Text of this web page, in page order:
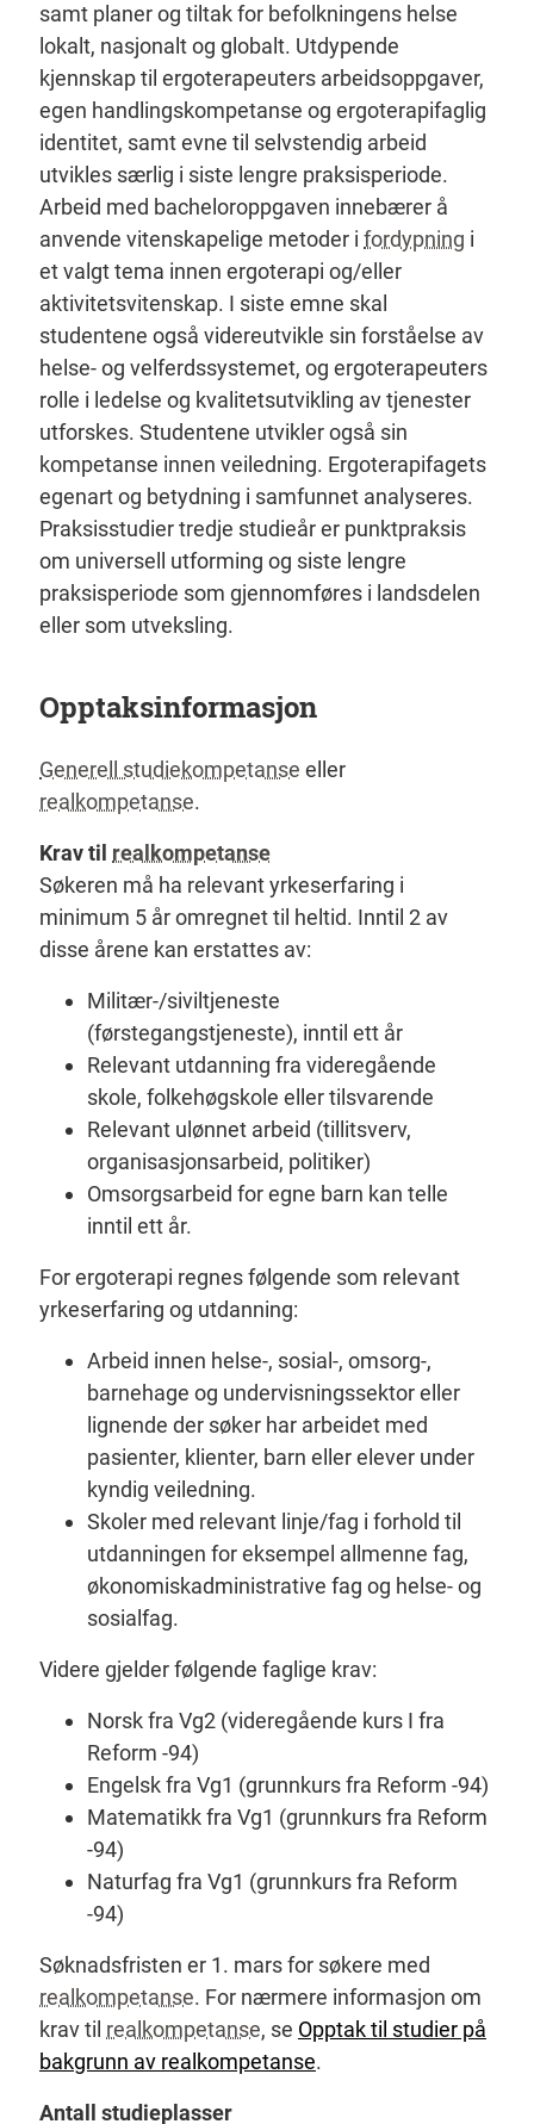
samt planer og tiltak for befolkningens helse
lokalt, nasjonalt og globalt. Utdypende
kjennskap til ergoterapeuters arbeidsoppgaver,
egen handlingskompetanse og ergoterapifaglig
identitet, samt evne til selvstendig arbeid
utvikles særlig i siste lengre praksisperiode.
Arbeid med bacheloroppgaven innebærer å
anvende vitenskapelige metoder i fordypning i
et valgt tema innen ergoterapi og/eller
aktivitetsvitenskap. I siste emne skal
studentene også videreutvikle sin forståelse av
helse- og velferdssystemet, og ergoterapeuters
rolle i ledelse og kvalitetsutvikling av tjenester
utforskes. Studentene utvikler også sin
kompetanse innen veiledning. Ergoterapifagets
egenart og betydning i samfunnet analyseres.
Praksisstudier tredje studieår er punktpraksis
om universell utforming og siste lengre
praksisperiode som gjennomføres i landsdelen
eller som utveksling.
Opptaksinformasjon
Generell studiekompetanse eller
realkompetanse.
Krav til realkompetanse
Søkeren må ha relevant yrkeserfaring i
minimum 5 år omregnet til heltid. Inntil 2 av
disse årene kan erstattes av:
Militær-/siviltjeneste
(førstegangstjeneste), inntil ett år
Relevant utdanning fra videregående
skole, folkehøgskole eller tilsvarende
Relevant ulønnet arbeid (tillitsverv,
organisasjonsarbeid, politiker)
Omsorgsarbeid for egne barn kan telle
inntil ett år.
For ergoterapi regnes følgende som relevant
yrkeserfaring og utdanning:
Arbeid innen helse-, sosial-, omsorg-,
barnehage og undervisningssektor eller
lignende der søker har arbeidet med
pasienter, klienter, barn eller elever under
kyndig veiledning.
Skoler med relevant linje/fag i forhold til
utdanningen for eksempel allmenne fag,
økonomiskadministrative fag og helse- og
sosialfag.
Videre gjelder følgende faglige krav:
Norsk fra Vg2 (videregående kurs I fra
Reform -94)
Engelsk fra Vg1 (grunnkurs fra Reform -94)
Matematikk fra Vg1 (grunnkurs fra Reform
-94)
Naturfag fra Vg1 (grunnkurs fra Reform
-94)
Søknadsfristen er 1. mars for søkere med
realkompetanse. For nærmere informasjon om
krav til realkompetanse, se Opptak til studier på
bakgrunn av realkompetanse.
Antall studieplasser